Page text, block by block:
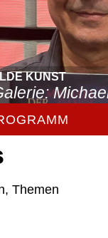
KUNST
Themen